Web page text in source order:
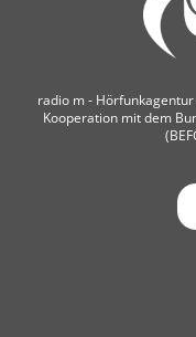
radio m ‐
Kooperation mit dem